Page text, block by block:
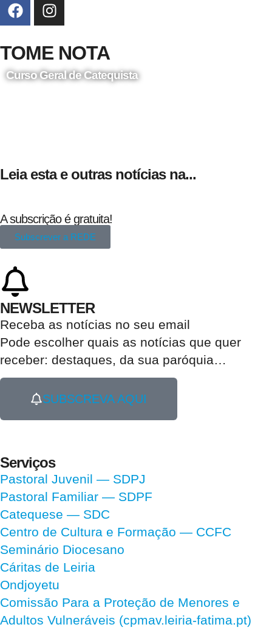
TOME NOTA
Curso Geral de Catequista
Leia esta e outras notícias na...
A subscrição é gratuita!
Subscrever a REDE
NEWSLETTER
Receba as notícias no seu email​
Pode escolher quais as notícias que quer
receber: destaques, da sua paróquia…
SUBSCREVA AQUI
Serviços
Pastoral Juvenil — SDPJ
Pastoral Familiar — SDPF
Catequese — SDC
Centro de Cultura e Formação — CCFC
Seminário Diocesano
Cáritas de Leiria
Ondjoyetu
Comissão Para a Proteção de Menores e
Adultos Vulneráveis (cpmav.leiria-fatima.pt)